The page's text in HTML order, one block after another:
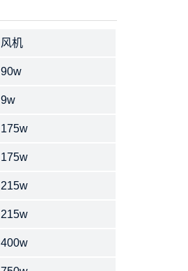
风机
90w
9w
175w
175w
215w
215w
400w